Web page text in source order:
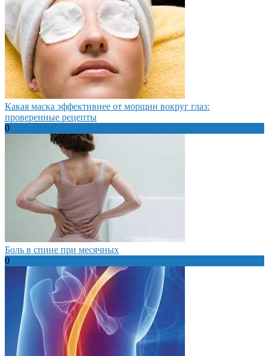
Какая маска эффективнее от морщин вокруг глаз:
проверенные рецепты
0
Боль в спине при месячных
0